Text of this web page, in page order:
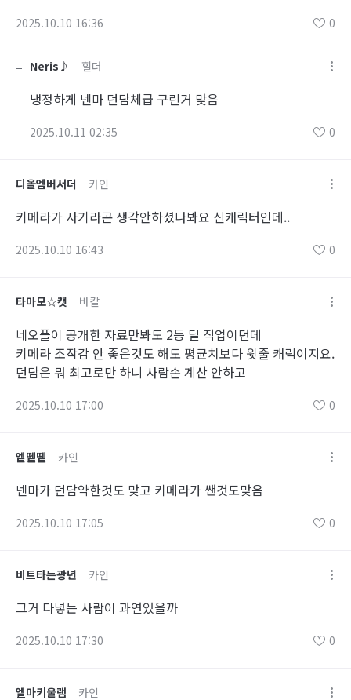
2025.10.10 16:36 0
Neris♪ 힐더
냉정하게 넨마 던담체급 구린거 맞음
2025.10.11 02:35 0
디올엠버서더 카인
키메라가 사기라곤 생각안하셨나봐요 신캐릭터인데..
2025.10.10 16:43 0
타마모☆캣 바칼
네오플이 공개한 자료만봐도 2등 딜 직업이던데
키메라 조작감 안 좋은것도 해도 평균치보다 윗줄 캐릭이지요.
던담은 뭐 최고로만 하니 사람손 계산 안하고
2025.10.10 17:00 0
엩똍똍 카인
넨마가 던담약한것도 맞고 키메라가 쌘것도맞음
2025.10.10 17:05 0
비트타는광년 카인
그거 다넣는 사람이 과연있을까
2025.10.10 17:30 0
엘마키울램 카인